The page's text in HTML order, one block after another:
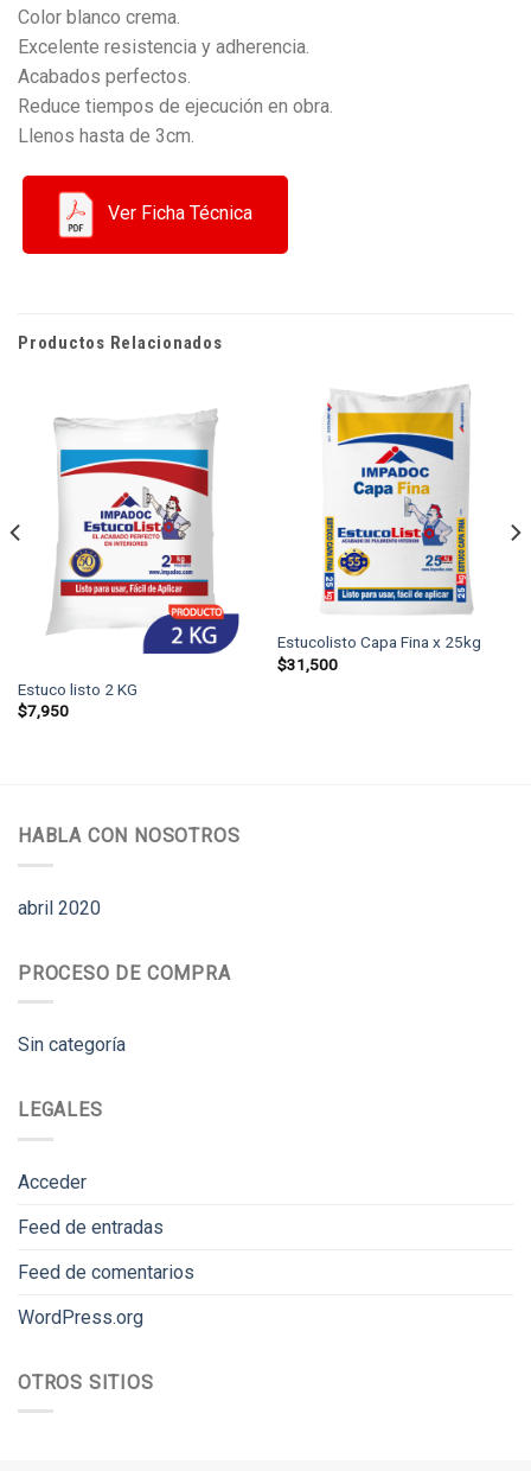
Color blanco crema.
Excelente resistencia y adherencia.
Acabados perfectos.
Reduce tiempos de ejecución en obra.
Llenos hasta de 3cm.
Ver Ficha Técnica
Productos Relacionados
Estuco listo 2 KG
$7,950
Estucolisto Capa Fina x 25kg
$31,500
HABLA CON NOSOTROS
abril 2020
PROCESO DE COMPRA
Sin categoría
LEGALES
Acceder
Feed de entradas
Feed de comentarios
WordPress.org
OTROS SITIOS